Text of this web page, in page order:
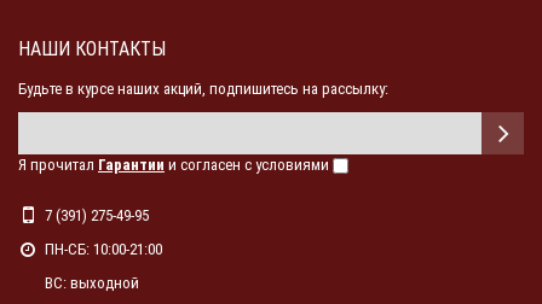
НАШИ КОНТАКТЫ
Будьте в курсе наших акций, подпишитесь на рассылку:
Я прочитал Гарантии и согласен с условиями
7 (391) 275-49-95
ПН-СБ: 10:00-21:00
ВС: выходной